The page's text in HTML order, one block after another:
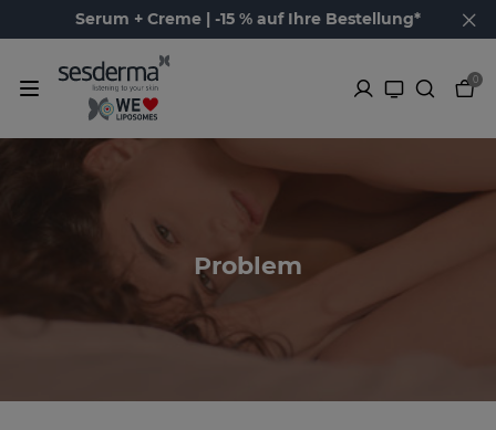
Serum + Creme | -15 % auf Ihre Bestellung*
0
Problem